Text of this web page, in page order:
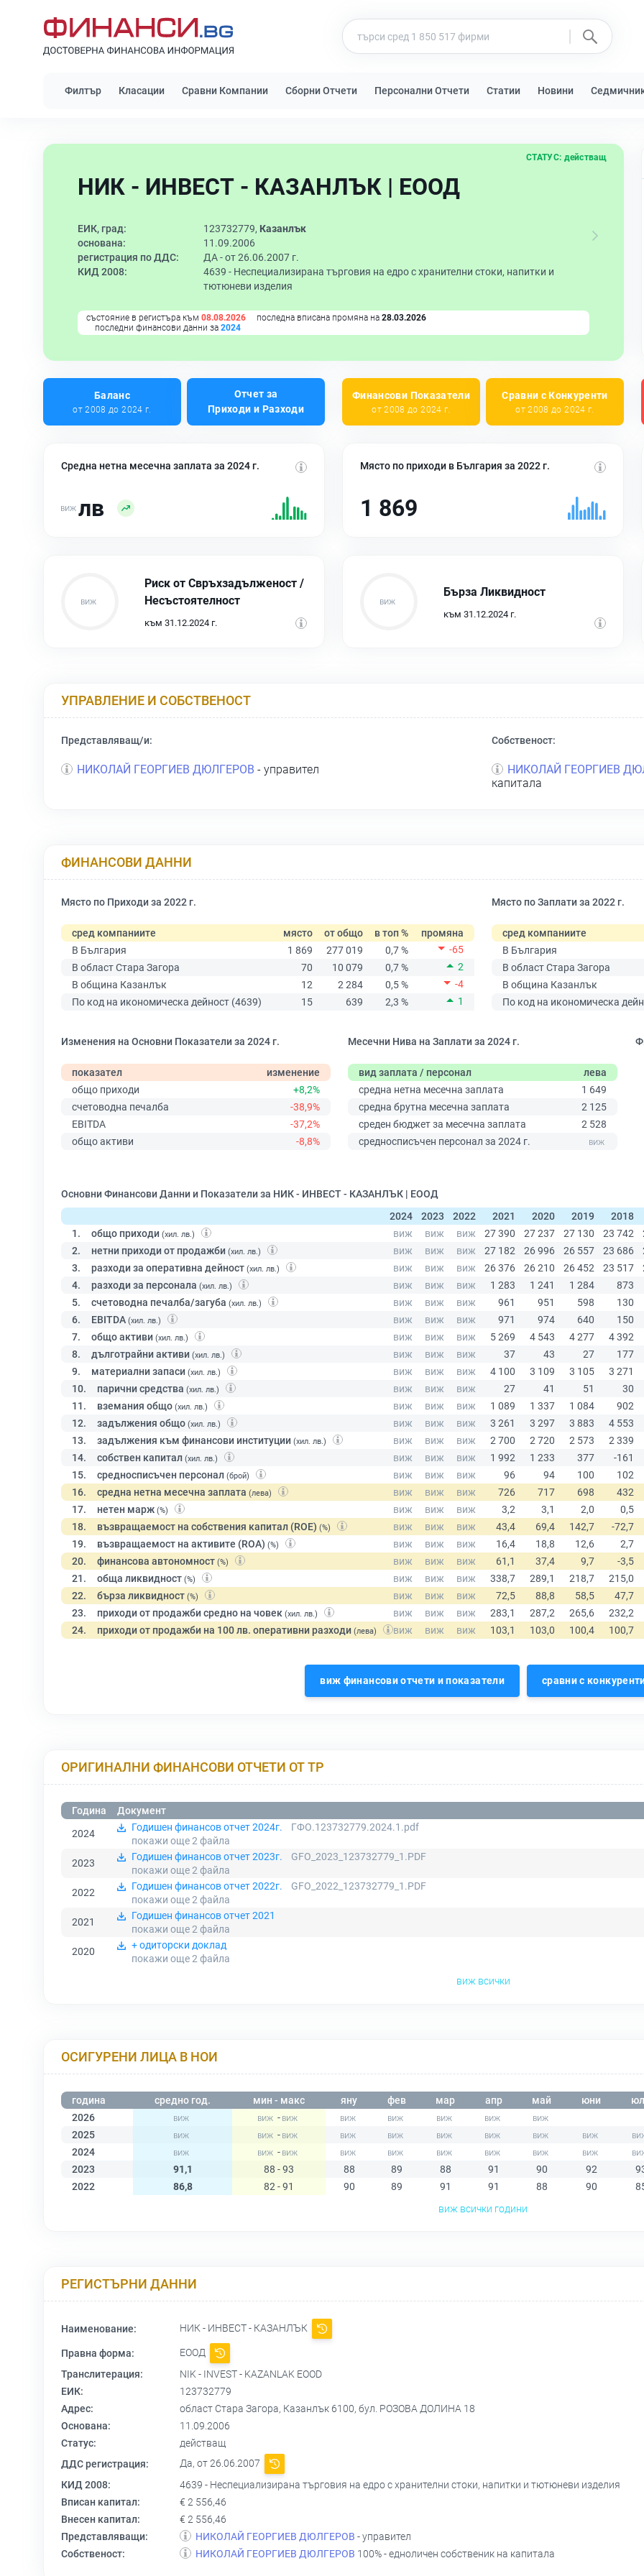
Филтър Класации Сравни Компании Сборни Отчети Персонални Отчети Статии Новини
НИК - ИНВЕСТ - КАЗАНЛЪК | ЕООД
СТАТУС: действащ
ЕИК, град: 123732779, Казанлък
основана:
11.09.2006
регистрация по ДДС:
ДА - от 26.06.2007 г.
КИД 2008:
4639 - Неспециализирана търговия на едро с хранителни стоки, напитки и
тютюневи изделия
състояние в регистъра към 08.08.2026 последна вписана промяна на 28.03.2026
последни финансови данни за 2024
Баланс
от 2008 до 2024 г.
Отчет за
Приходи и Разходи
Финансови Показатели
от 2008 до 2024 г.
Сравни с Конкуренти
от 2008 до 2024 г.
Средна нетна месечна заплата за 2024 г.
лв
Място по приходи в България за 2022 г.
1 869
Риск от Свръхзадълженост /
Несъстоятелност
към 31.12.2024 г.
Бърза Ликвидност
към 31.12.2024 г.
УПРАВЛЕНИЕ И СОБСТВЕНОСТ
Представляващ/и:
НИКОЛАЙ ГЕОРГИЕВ ДЮЛГЕРОВ - управител
Собственост:
НИКОЛАЙ ГЕОРГИЕВ
капитала
ФИНАНСОВИ ДАННИ
Място по Приходи за 2022 г.
сред компаниите място от общо в топ %
промяна
В България
1 869 277 019 0,7 %
-65
В област Стара Загора
70 10 079 0,7 %
2
В община Казанлък
12 2 284 0,5 %
-4
По код на икономическа дейност (4639)
15 639 2,3 % 1
Място по Заплати за 2022 г.
сред компаниите
В България
В област Стара Загора
В община Казанлък
По код на икономическа
Изменения на Основни Показатели за 2024 г.
показател
изменение
общо приходи
+8,2%
счетоводна печалба
-38,9%
EBITDA
-37,2%
общо активи
-8,8%
Месечни Нива на Заплати за 2024 г.
вид заплата / персонал
лева
средна нетна месечна заплата
1 649
средна брутна месечна заплата
2 125
среден бюджет за месечна заплата
2 528
средносписъчен персонал за 2024 г.
Основни Финансови Данни и Показатели за НИК - ИНВЕСТ - КАЗАНЛЪК | ЕООД
2024
2023 2022 2021 2020 2019
2018
1.
общо приходи (хил. лв.)
2. нетни приходи от продажби (хил. лв.)
3. разходи за оперативна дейност (хил. лв.)
4. разходи за персонала (хил. лв.)
5. счетоводна печалба/загуба (хил. лв.)
6. EBITDA (хил. лв.)
7. общо активи (хил. лв.)
8. дълготрайни активи (хил. лв.)
9. материални запаси (хил. лв.)
10. парични средства (хил. лв.)
11. вземания общо (хил. лв.)
12. задължения общо (хил. лв.)
13. задължения към финансови институции (хил. лв.)
14. собствен капитал (хил. лв.)
15. средносписъчен персонал (брой)
16. средна нетна месечна заплата (лева)
17. нетен марж (%)
18. възвращаемост на собствения капитал (ROE) (%)
19. възвращаемост на активите (ROA) (%)
20. финансова автономност (%)
21. обща ликвидност (%)
22. бърза ликвидност (%)
23. приходи от продажби средно на човек (хил. лв.)
24. приходи от продажби на 100 лв. оперативни разходи (лева)
виж финансови отчети и показатели сравни с
ОРИГИНАЛНИ ФИНАНСОВИ ОТЧЕТИ ОТ ТР
Година
Документ
2024
Годишен финансов отчет 2024г.
ГФО.123732779.2024.1.pdf
покажи още 2 файла
2023
Годишен финансов отчет 2023г.
GFO_2023_123732779_1.PDF
покажи още 2 файла
2022
Годишен финансов отчет 2022г.
GFO_2022_123732779_1.PDF
покажи още 2 файла
2021
Годишен финансов отчет 2021
покажи още 2 файла
2020
+ одиторски доклад
покажи още 2 файла
виж всички
ОСИГУРЕНИ ЛИЦА В НОИ
година средно год. мин - макс яну фев мар апр май юни
2026
-
2025
-
2024
-
2023
91,1 88 - 93 88 89 88 91 90 92
2022
86,8 82 - 91 90 89 91 91 88 90
виж всички години
РЕГИСТЪРНИ ДАННИ
Наименование: НИК - ИНВЕСТ - КАЗАНЛЪК
Правна форма:
ЕООД
Транслитерация:
NIK - INVEST - KAZANLAK EOOD
ЕИК:
123732779
Адрес:
област Стара Загора, Казанлък 6100, бул. РОЗОВА ДОЛИНА 18
Основана:
11.09.2006
Статус:
действащ
ДДС регистрация:
Да, от 26.06.2007
КИД 2008:
4639 - Неспециализирана търговия на едро с хранителни стоки, напитки и тютюневи изделия
Вписан капитал:
€ 2 556,46
Внесен капитал:
€ 2 556,46
Представляващи:
НИКОЛАЙ ГЕОРГИЕВ ДЮЛГЕРОВ - управител
Собственост:
НИКОЛАЙ ГЕОРГИЕВ ДЮЛГЕРОВ 100% - едноличен собственик на капитала